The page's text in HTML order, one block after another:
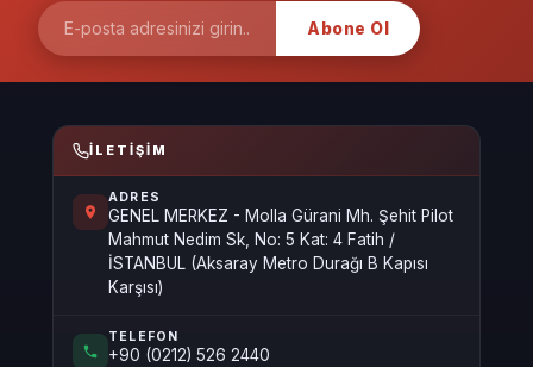
Abone Ol
İLETIŞIM
ADRES
GENEL MERKEZ - Molla Gürani Mh. Şehit Pilot
Mahmut Nedim Sk, No: 5 Kat: 4 Fatih /
İSTANBUL (Aksaray Metro Durağı B Kapısı
Karşısı)
TELEFON
+90 (0212) 526 2440